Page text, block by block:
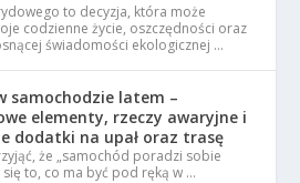
to decyzja, która może
codzienne życie, oszczędności oraz
świadomości ekologicznej …
samochodzie latem –
elementy, rzeczy awaryjne i
dodatki na upał oraz trasę
że „samochód poradzi sobie
się to, co ma być pod ręką w …